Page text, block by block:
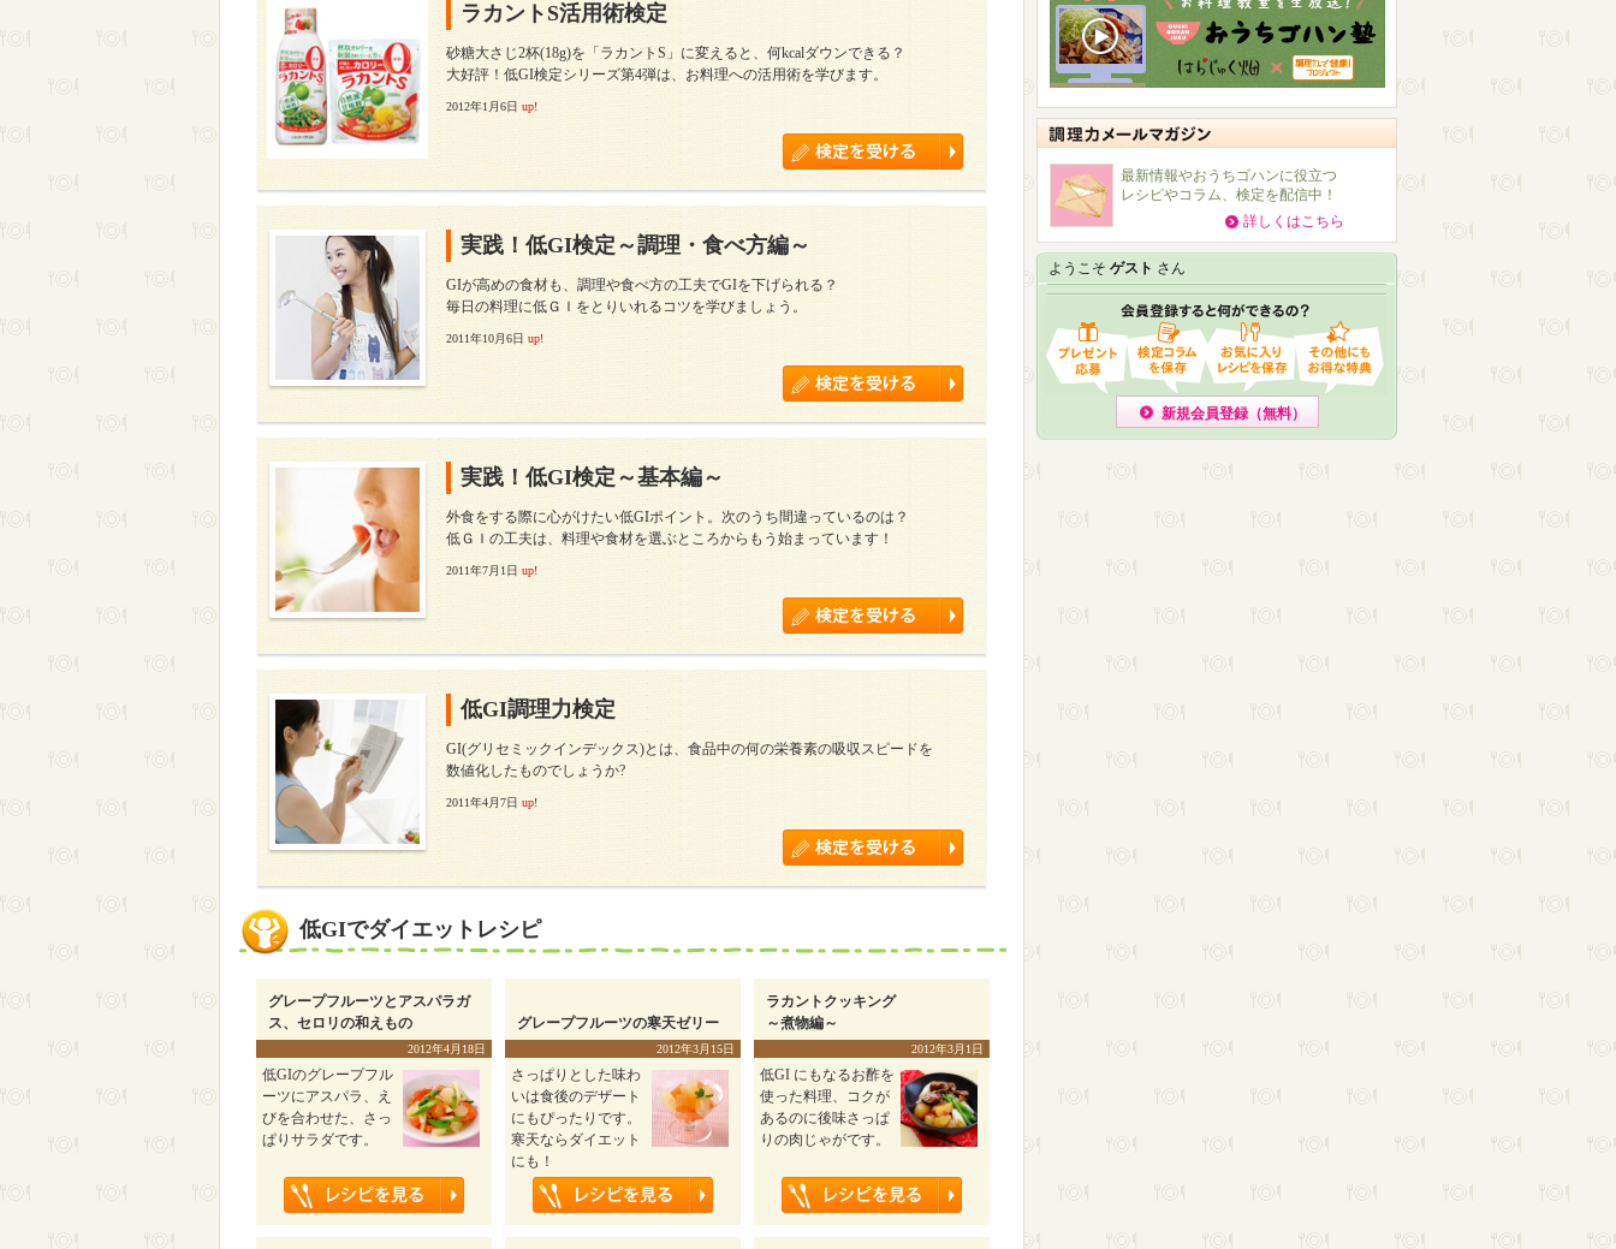
ラカントS活用術検定
砂糖大さじ2杯(18g)を「ラカントS」に変えると、何kcalダウンできる？
大好評！低GI検定シリーズ第4弾は、お料理への活用術を学びます。
2012年1月6日up!
実践！低GI検定～調理・食べ方編～
GIが高めの食材も、調理や食べ方の工夫でGIを下げられる？
毎日の料理に低ＧＩをとりいれるコツを学びましょう。
2011年10月6日up!
実践！低GI検定～基本編～
外食をする際に心がけたい低GIポイント。次のうち間違っているのは？
低ＧＩの工夫は、料理や食材を選ぶところからもう始まっています！
2011年7月1日up!
低GI調理力検定
GI(グリセミックインデックス)とは、食品中の何の栄養素の吸収スピードを
数値化したものでしょうか?
2011年4月7日up!
低GIでダイエットレシピ
グレープフルーツとアスパラガ
ス、セロリの和えもの
2012年4月18日
低GIのグレープフル
ーツにアスパラ、え
びを合わせた、さっ
ぱりサラダです。
グレープフルーツの寒天ゼリー
2012年3月15日
さっぱりとした味わ
いは食後のデザート
にもぴったりです。
寒天ならダイエット
にも！
ラカントクッキング
～煮物編～
2012年3月1日
低GI にもなるお酢を
使った料理、コクが
あるのに後味さっぱ
りの肉じゃがです。
最新情報やおうちゴハンに役立つ
レシピやコラム、検定を配信中！
詳しくはこちら
ようこそ ゲスト さん
新規会員登録（無料）